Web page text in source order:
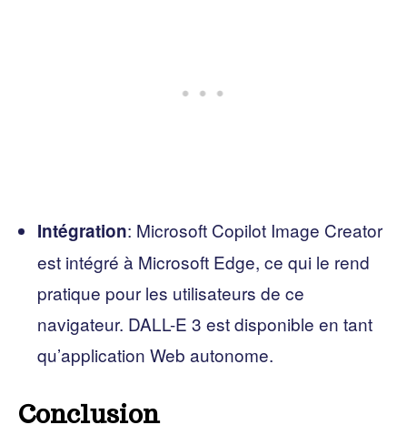
Intégration: Microsoft Copilot Image Creator
est intégré à Microsoft Edge, ce qui le rend
pratique pour les utilisateurs de ce
navigateur. DALL-E 3 est disponible en tant
qu’application Web autonome.
Conclusion